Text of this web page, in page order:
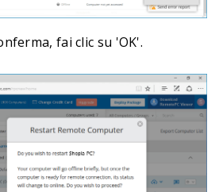
fai clic su 'OK'.